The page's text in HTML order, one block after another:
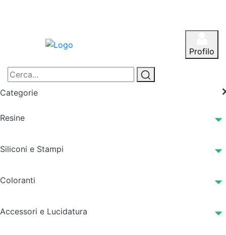
Profilo
Categorie
Resine
Siliconi e Stampi
Coloranti
Accessori e Lucidatura